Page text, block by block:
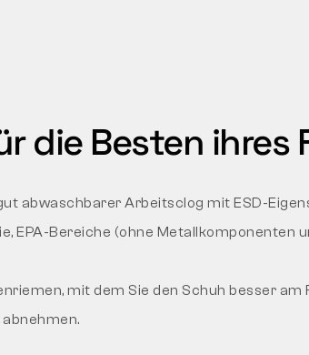
die Besten ihres
abwaschbarer Arbeitsclog mit ESD-
EPA-Bereiche (ohne Metallkomponenten
mit dem Sie den Schuh besser am